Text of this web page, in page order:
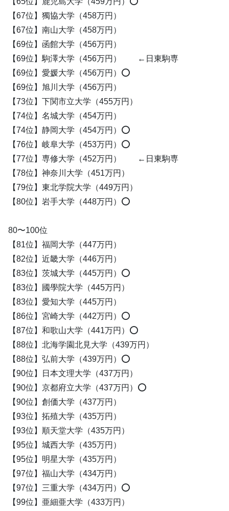
【67位】獨協大学（458万円）
【67位】南山大学（458万円）
【69位】函館大学（456万円）
【69位】駒澤大学（456万円） ←日東駒専
【69位】愛媛大学（456万円）⭕️
【69位】旭川大学（456万円）
【73位】下関市立大学（455万円）
【74位】名城大学（454万円）
【74位】静岡大学（454万円）⭕️
【76位】岐阜大学（453万円）⭕️
【77位】専修大学（452万円） ←日東駒専
【78位】神奈川大学（451万円）
【79位】東北学院大学（449万円）
【80位】岩手大学（448万円）⭕️
80〜100位
【81位】福岡大学（447万円）
【82位】近畿大学（446万円）
【83位】茨城大学（445万円）⭕️
【83位】國學院大学（445万円）
【83位】愛知大学（445万円）
【86位】宮崎大学（442万円）⭕️
【87位】和歌山大学（441万円）⭕️
【88位】北海学園北見大学（439万円）
【88位】弘前大学（439万円）⭕️
【90位】日本文理大学（437万円）
【90位】京都府立大学（437万円）⭕️
【90位】創価大学（437万円）
【93位】拓殖大学（435万円）
【93位】順天堂大学（435万円）
【95位】城西大学（435万円）
【95位】明星大学（435万円）
【97位】福山大学（434万円）
【97位】三重大学（434万円）⭕️
【99位】亜細亜大学（433万円）